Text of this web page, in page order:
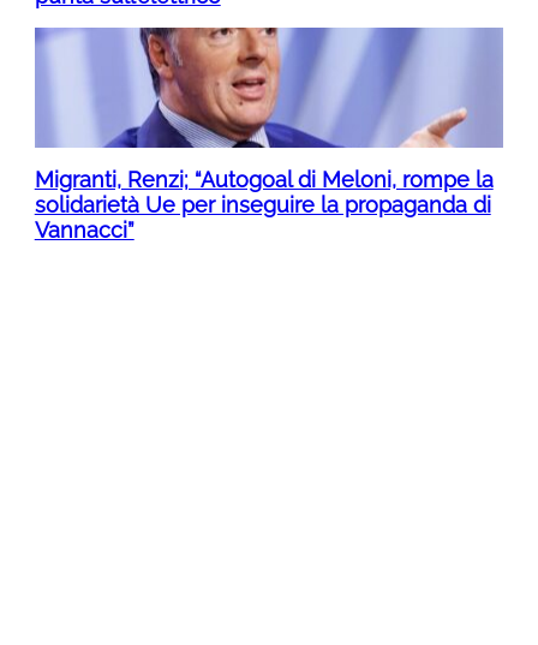
Migranti, Renzi; “Autogoal di Meloni, rompe la
solidarietà Ue per inseguire la propaganda di
Vannacci”